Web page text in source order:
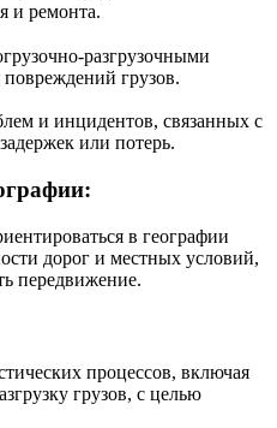
и ремонта.
разгрузочными
грузов.
и инцидентов, связанных с
или потерь.
в географии
дорог и местных условий,
передвижение.
процессов, включая
грузов, с целью